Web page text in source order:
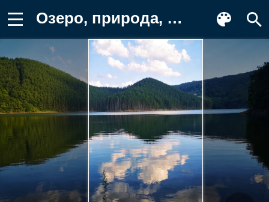
Озеро, природа, горы, отражение, небо Обои